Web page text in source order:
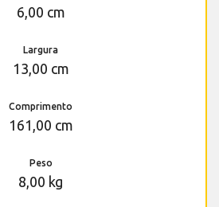
6,00 cm
Largura
13,00 cm
Comprimento
161,00 cm
Peso
8,00 kg